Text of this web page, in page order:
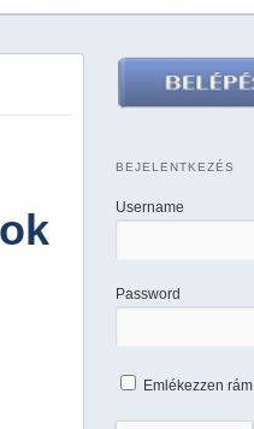
BEJELENTKEZÉS
Username
Password
Emlékezzen rám